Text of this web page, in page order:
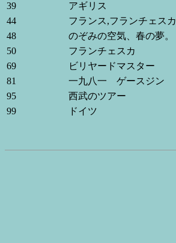
39
アギリス
44
フランス,フランチェスカ
48
のぞみの空気、春の夢。
50
フランチェスカ
69
ビリヤードマスター
81
一九八一 ゲースジン
95
西武のツアー
99
ドイツ